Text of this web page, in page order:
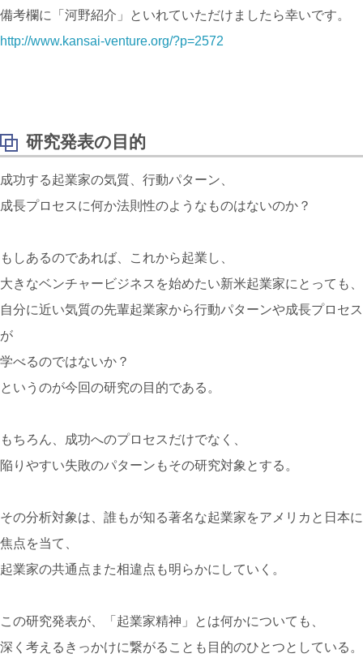
備考欄に「河野紹介」といれていただけましたら幸いです。
http://www.kansai-venture.org/?p=2572
研究発表の目的
成功する起業家の気質、行動パターン、
成長プロセスに何か法則性のようなものはないのか？
もしあるのであれば、これから起業し、
大きなベンチャービジネスを始めたい新米起業家にとっても、
自分に近い気質の先輩起業家から行動パターンや成長プロセス
が
学べるのではないか？
というのが今回の研究の目的である。
もちろん、成功へのプロセスだけでなく、
陥りやすい失敗のパターンもその研究対象とする。
その分析対象は、誰もが知る著名な起業家をアメリカと日本に
焦点を当て、
起業家の共通点また相違点も明らかにしていく。
この研究発表が、「起業家精神」とは何かについても、
深く考えるきっかけに繋がることも目的のひとつとしている。